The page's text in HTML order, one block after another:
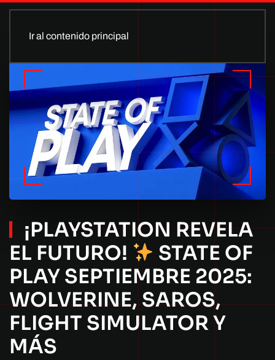
Ir al contenido principal
¡PLAYSTATION REVELA
EL FUTURO!
STATE OF
PLAY SEPTIEMBRE 2025:
WOLVERINE, SAROS,
FLIGHT SIMULATOR Y
MÁS